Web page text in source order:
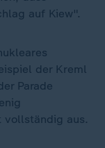
auf Kiew".
der Kreml
Parade
vollständig aus.